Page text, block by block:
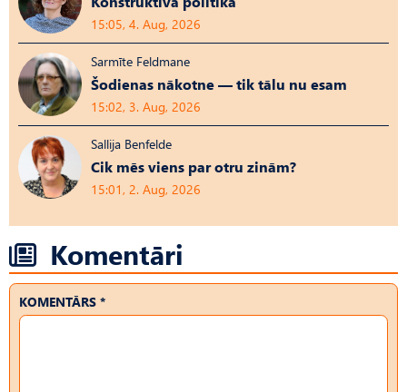
15:05, 4. Aug, 2026
Sarmīte Feldmane
Šodienas nākotne — tik tālu nu esam
15:02, 3. Aug, 2026
Sallija Benfelde
Cik mēs viens par otru zinām?
15:01, 2. Aug, 2026
Komentāri
KOMENTĀRS *